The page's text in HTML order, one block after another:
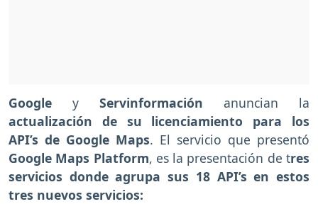
Google y Servinformación anuncian la
actualización de su licenciamiento para los
API’s de Google Maps. El servicio que presentó
Google Maps Platform, es la presentación de tres
servicios donde agrupa sus 18 API’s en estos
tres nuevos servicios: